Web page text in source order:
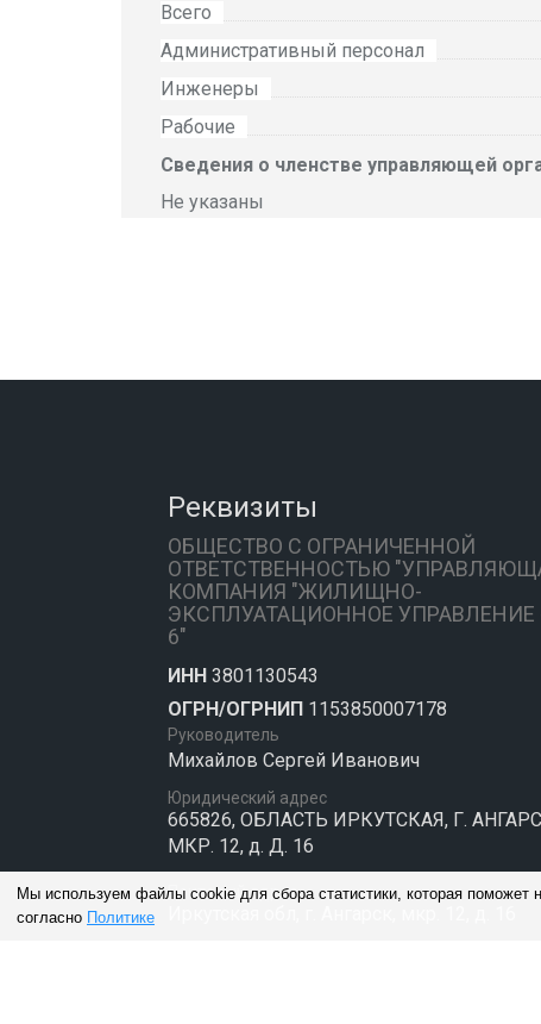
Всего
Административный персонал
Инженеры
Рабочие
Сведения о членстве управляющей
Не указаны
Реквизиты
ОБЩЕСТВО С ОГРАНИЧЕННОЙ
ОТВЕТСТВЕННОСТЬЮ
КОМПАНИЯ "ЖИЛИЩНО-
ЭКСПЛУАТАЦИОННОЕ УПРАВЛЕНИЕ
6"
ИНН 3801130543
ОГРН/ОГРНИП 1153850007178
Руководитель
Михайлов Сергей Иванович
Юридический адрес
665826, ОБЛАСТЬ ИРКУТСКАЯ, Г.
МКР. 12, д. Д. 16
Почтовый адрес
Мы используем файлы cookie для сбора статистики, которая
согласно Политике